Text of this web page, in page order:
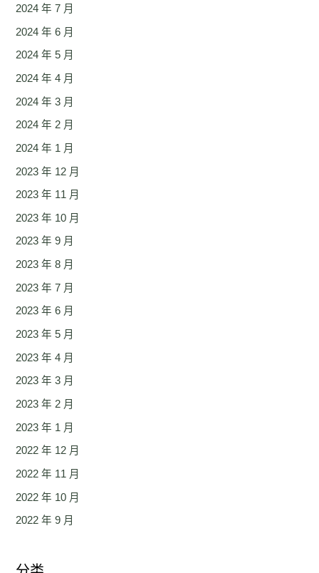
2024 年 7 月
2024 年 6 月
2024 年 5 月
2024 年 4 月
2024 年 3 月
2024 年 2 月
2024 年 1 月
2023 年 12 月
2023 年 11 月
2023 年 10 月
2023 年 9 月
2023 年 8 月
2023 年 7 月
2023 年 6 月
2023 年 5 月
2023 年 4 月
2023 年 3 月
2023 年 2 月
2023 年 1 月
2022 年 12 月
2022 年 11 月
2022 年 10 月
2022 年 9 月